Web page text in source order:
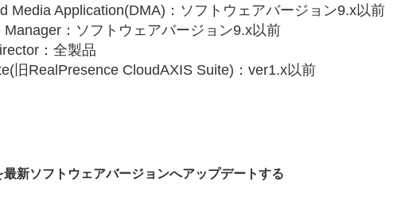
Media Application(DMA)：ソフトウェアバージョン9.x以前
Manager：ソフトウェアバージョン9.x以前
：全製品
旧RealPresence CloudAXIS Suite)：ver1.x以前
新ソフトウェアバージョンへアップデートする